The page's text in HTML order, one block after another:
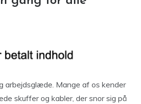
arbejdsglæde. Mange af os kender
skuffer og kabler, der snor sig på